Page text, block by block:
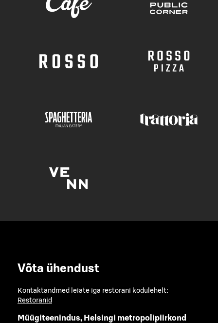
Võta ühendust
Kontaktandmed leiate iga restorani kodulehelt:
Restoranid
Müügiteenindus, Helsingi metropolipiirkond